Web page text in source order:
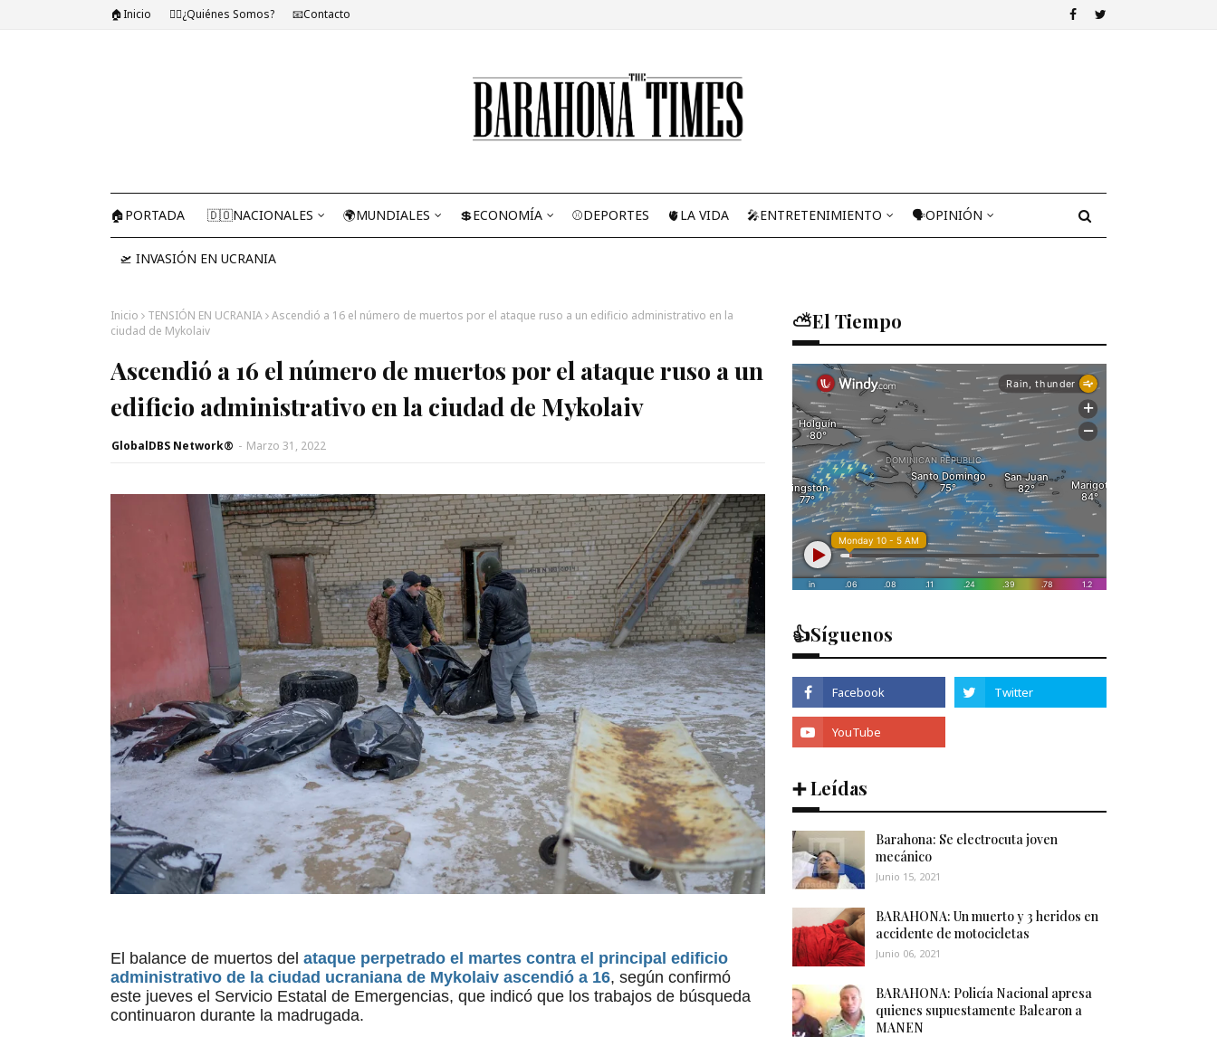
🏠Inicio 🤷‍♂️¿Quiénes Somos? 📧Contacto
🏠PORTADA 🇩🇴NACIONALES 🌍MUNDIALES 💲ECONOMÍA ⚾DEPORTES 🫀LA VIDA 🎤ENTRETENIMIENTO 🗣OPINIÓN
🛫 INVASIÓN EN UCRANIA
Inicio TENSIÓN EN UCRANIA Ascendió a 16 el número de muertos por el ataque ruso a un edificio administrativo en la
ciudad de Mykolaiv
Ascendió a 16 el número de muertos por el ataque ruso a un
edificio administrativo en la ciudad de Mykolaiv
GlobalDBS Network® - Marzo 31, 2022
El balance de muertos del ataque perpetrado el martes contra el principal edificio
administrativo de la ciudad ucraniana de Mykolaiv ascendió a 16, según confirmó
este jueves el Servicio Estatal de Emergencias, que indicó que los trabajos de búsqueda
continuaron durante la madrugada.
⛅El Tiempo
👍Síguenos
➕ Leídas
Barahona: Se electrocuta joven
mecánico
Junio 15, 2021
BARAHONA: Un muerto y 3 heridos en
accidente de motocicletas
Junio 06, 2021
BARAHONA: Policía Nacional apresa
quienes supuestamente Balearon a
MANEN